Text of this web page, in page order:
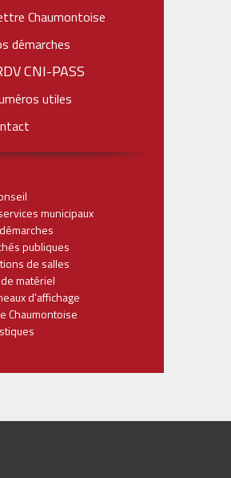
Chaumontoise
démarches
CNI-PASS
utiles
municipaux
publiques
de salles
matériel
d'affichage
Chaumontoise